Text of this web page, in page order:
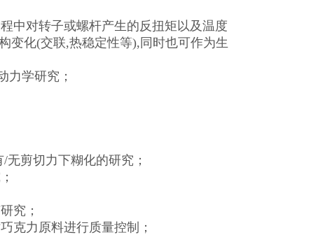
中对转子或螺杆产生的反扭矩以及温度
变化(交联,热稳定性等),同时也可作为生
力学研究；
剪切力下糊化的研究；
究；
克力原料进行质量控制；